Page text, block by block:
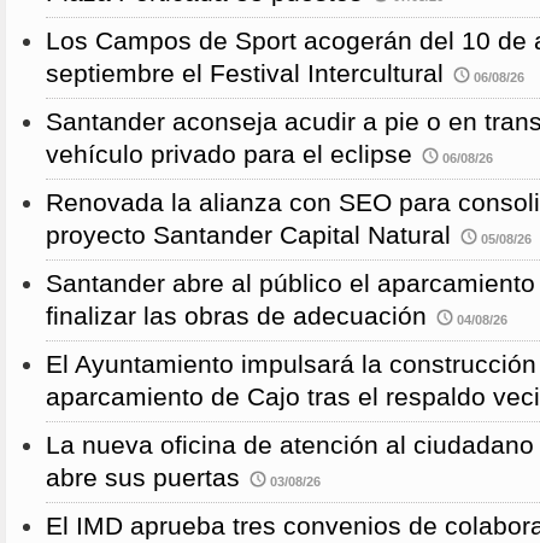
Los Campos de Sport acogerán del 10 de
septiembre el Festival Intercultural
06/08/26
Santander aconseja acudir a pie o en
vehículo privado para el eclipse
06/08/26
Renovada la alianza con SEO para
proyecto Santander Capital Natural
05/08/26
Santander abre al público el
finalizar las obras de adecuación
04/08/26
El Ayuntamiento impulsará la
aparcamiento de Cajo tras el respaldo
La nueva oficina de atención al
abre sus puertas
03/08/26
El IMD aprueba tres convenios de